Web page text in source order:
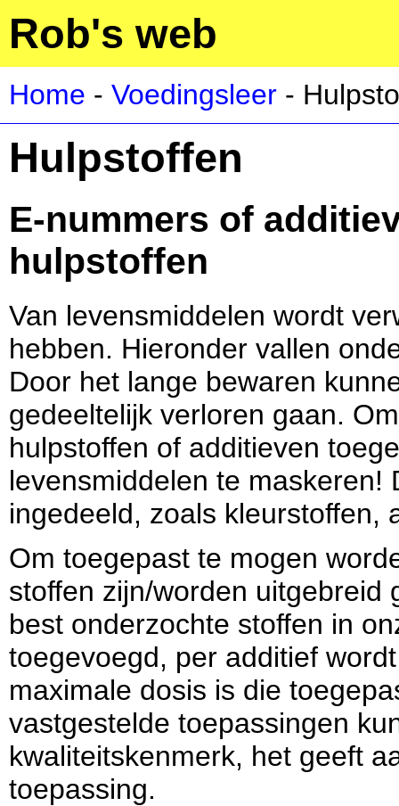
Rob's web
Home - Voedingsleer -
Hulpstoffen
E-nummers of
hulpstoffen
Van levensmiddelen wordt
hebben. Hieronder vallen
Door het lange bewaren
gedeeltelijk verloren gaan.
hulpstoffen of additieven
levensmiddelen te maskeren!
ingedeeld, zoals kleurstoffen,
Om toegepast te mogen
stoffen zijn/worden uitgebreid
best onderzochte stoffen in
toegevoegd, per additief
maximale dosis is die
vastgestelde toepassingen
kwaliteitskenmerk, het geeft
toepassing.